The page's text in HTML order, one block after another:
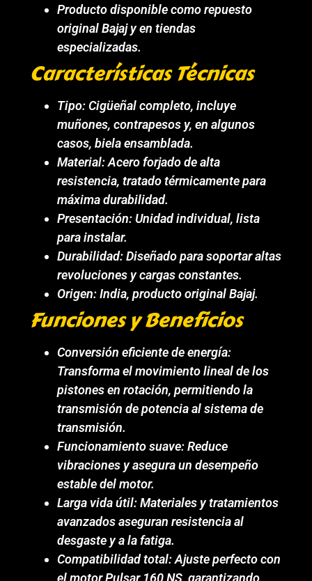
Producto disponible como repuesto
original Bajaj y en tiendas
especializadas.
Características Técnicas
Tipo: Cigüeñal completo, incluye
muñones, contrapesos y, en algunos
casos, biela ensamblada.
Material: Acero forjado de alta
resistencia, tratado térmicamente para
máxima durabilidad.
Presentación: Unidad individual, lista
para instalar.
Durabilidad: Diseñado para soportar altas
revoluciones y cargas constantes.
Origen: India, producto original Bajaj.
Funciones y Beneficios
Conversión eficiente de energía:
Transforma el movimiento lineal de los
pistones en rotación, permitiendo la
transmisión de potencia al sistema de
transmisión.
Funcionamiento suave: Reduce
vibraciones y asegura un desempeño
estable del motor.
Larga vida útil: Materiales y tratamientos
avanzados aseguran resistencia al
desgaste y a la fatiga.
Compatibilidad total: Ajuste perfecto con
el motor Pulsar 160 NS, garantizando